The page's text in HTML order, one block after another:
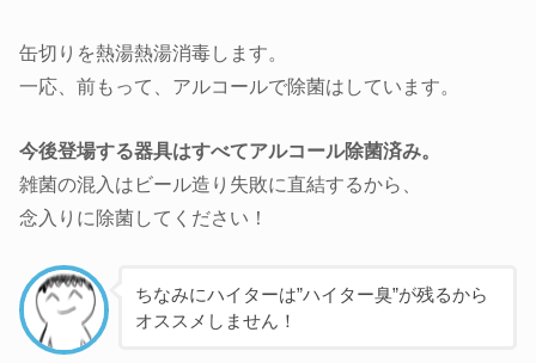
缶切りを熱湯熱湯消毒します。
一応、前もって、アルコールで除菌はしています。
今後登場する器具はすべてアルコール除菌済み。
雑菌の混入はビール造り失敗に直結するから、
念入りに除菌してください！
ちなみにハイターは”ハイター臭”が残るから
オススメしません！